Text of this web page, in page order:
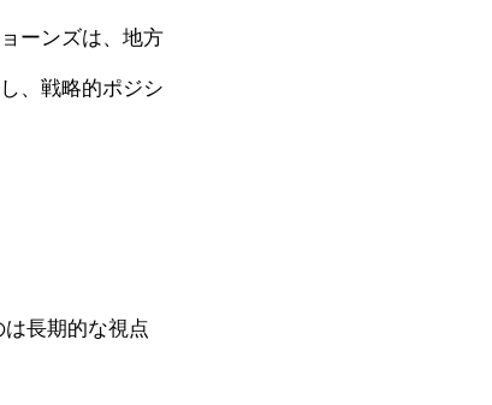
ーンズは、地方
、戦略的ポジシ
長期的な視点